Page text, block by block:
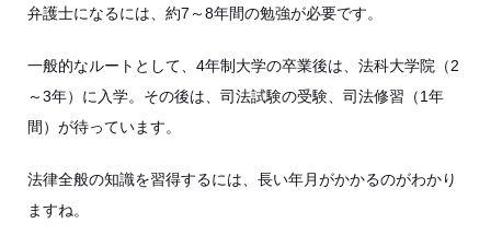
弁護士になるには、約7～8年間の勉強が必要です。
一般的なルートとして、4年制大学の卒業後は、法科⼤学院（2
～3年）に入学。その後は、司法試験の受験、司法修習（1年
間）が待っています。
法律全般の知識を習得するには、長い年月がかかるのがわかり
ますね。